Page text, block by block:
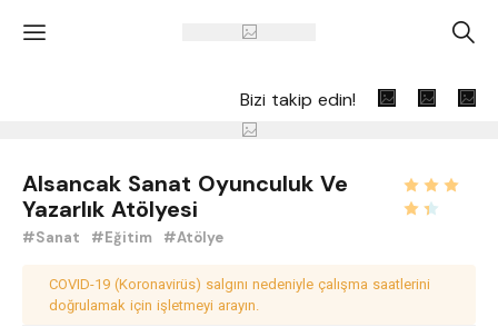
' A
Bizi takip edin!
Alsancak Sanat Oyunculuk Ve
Yazarlık Atölyesi
#Sanat #Eğitim #Atölye
COVID-19 (Koronavirüs) salgını nedeniyle çalışma saatlerini
doğrulamak için işletmeyi arayın.